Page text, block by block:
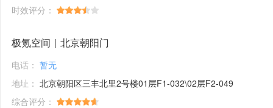
时效评分：
极氪空间｜北京朝阳门
电话： 暂无
地址： 北京朝阳区三丰北里2号楼01层F1-032\02层F2-049
综合评分：